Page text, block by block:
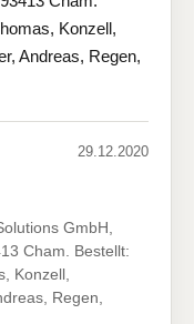
Konzell,
Andreas, Regen,
29.12.2020
GmbH,
Cham. Bestellt:
Konzell,
Regen,